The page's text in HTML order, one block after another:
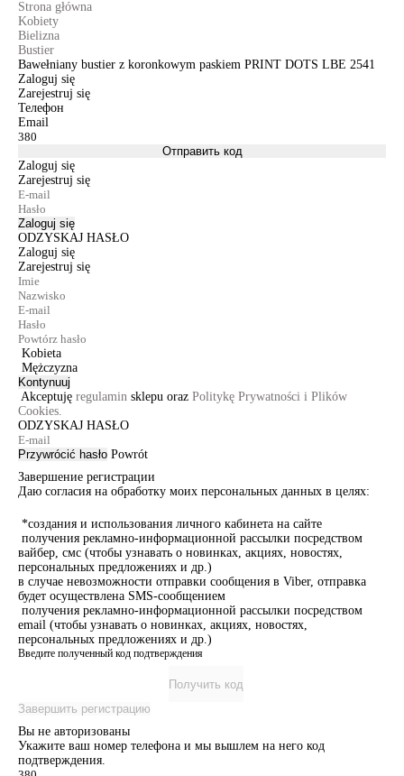
Strona główna
Kobiety
Bielizna
Bustier
Bawełniany bustier z koronkowym paskiem PRINT DOTS LBE 2541
Zaloguj się
Zarejestruj się
Телефон
Email
Отправить код
Zaloguj się
Zarejestruj się
Zaloguj się
ODZYSKAJ HASŁO
Zaloguj się
Zarejestruj się
Kobieta
Mężczyzna
Kontynuuj
Akceptuję regulamin sklepu oraz Politykę Prywatności i Plików
Cookies.
ODZYSKAJ HASŁO
Przywrócić hasło Powrót
Завершение регистрации
Даю согласия на обработку моих персональных данных в целях:
*создания и использования личного кабинета на сайте
получения рекламно-информационной рассылки посредством
вайбер, смс (чтобы узнавать о новинках, акциях, новостях,
персональных предложениях и др.)
в случае невозможности отправки сообщения в Viber, отправка
будет осуществлена SMS-сообщением
получения рекламно-информационной рассылки посредством
email (чтобы узнавать о новинках, акциях, новостях,
персональных предложениях и др.)
Введите полученный код подтверждения
Получить код
Завершить регистрацию
Вы не авторизованы
Укажите ваш номер телефона и мы вышлем на него код
подтверждения.